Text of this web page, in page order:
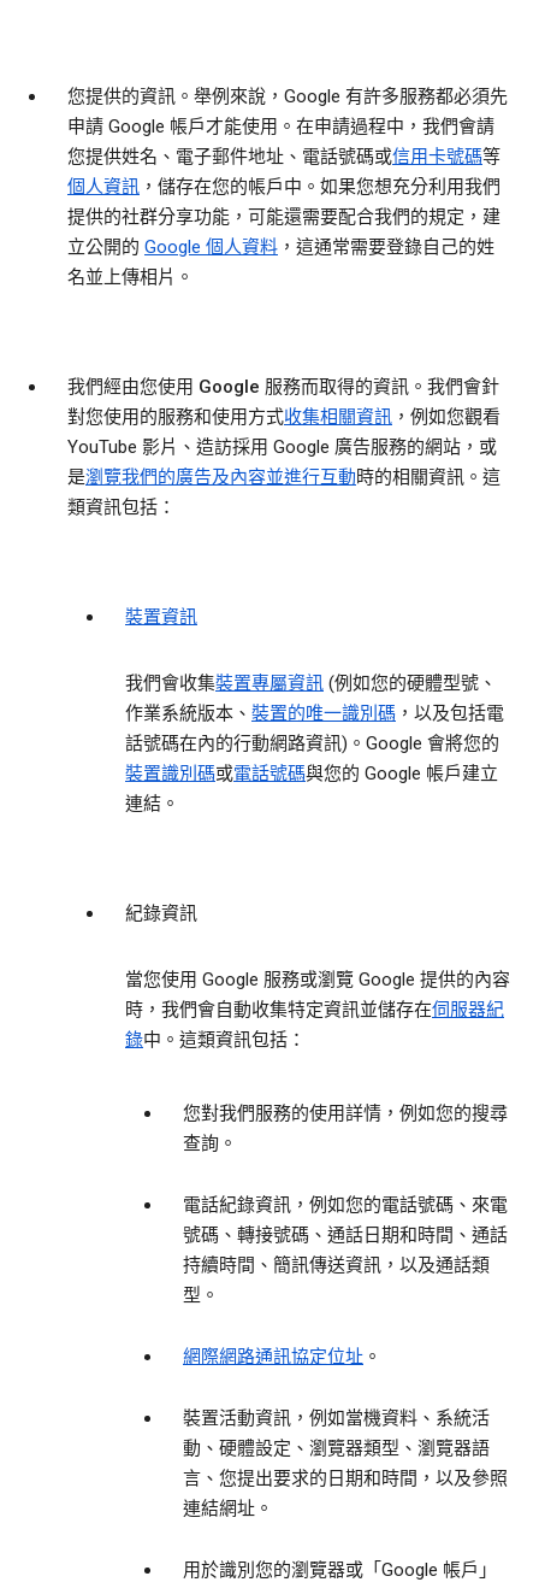
您提供的資訊。 舉例來說，Google 有許多服務都必須先
申請 Google 帳戶才能使用。在申請過程中，我們會請
您提供姓名、電子郵件地址、電話號碼或信用卡號碼等
個人資訊 ，儲存在您的帳戶中。如果您想充分利用我們
提供的社群分享功能，可能還需要配合我們的規定，建
立公開的 Google 個人資料 ，這通常需要登錄自己的姓
名並上傳相片。
我們經由您使用 Google 服務而取得的資訊。 我們會針
對您使用的服務和使用方式收集相關資訊 ，例如您觀看
YouTube 影片、造訪採用 Google 廣告服務的網站，或
是瀏覽我們的廣告及內容並進行互動時的相關資訊。這
類資訊包括：
裝置資訊
我們會收集裝置專屬資訊 (例如您的硬體型號、
作業系統版本、 裝置的唯一識別碼 ，以及包括電
話號碼在內的行動網路資訊)。Google 會將您的
裝置識別碼或電話號碼與您的 Google 帳戶建立
連結。
紀錄資訊
當您使用 Google 服務或瀏覽 Google 提供的內容
時，我們會自動收集特定資訊並儲存在伺服器紀
錄中。這類資訊包括：
您對我們服務的使用詳情，例如您的搜尋
查詢。
電話紀錄資訊，例如您的電話號碼、來電
號碼、轉接號碼、通話日期和時間、通話
持續時間、簡訊傳送資訊，以及通話類
型。
網際網路通訊協定位址 。
裝置活動資訊，例如當機資料、系統活
動、硬體設定、瀏覽器類型、瀏覽器語
言、您提出要求的日期和時間，以及參照
連結網址。
用於識別您的瀏覽器或「Google 帳戶」